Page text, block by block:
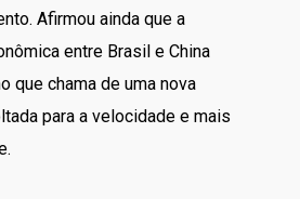
Afirmou ainda que a
entre Brasil e China
que chama de uma nova
para a velocidade e mais